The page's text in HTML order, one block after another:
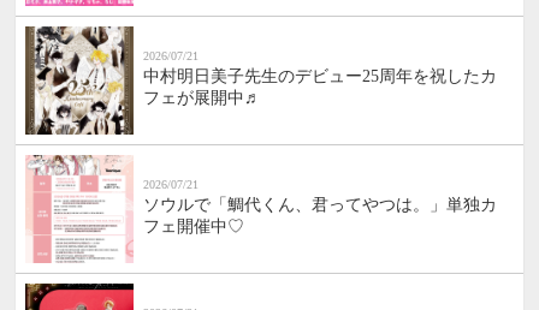
2026/07/21
中村明日美子先生のデビュー25周年を祝したカ
フェが展開中♬
2026/07/21
ソウルで「鯛代くん、君ってやつは。」単独カ
フェ開催中♡